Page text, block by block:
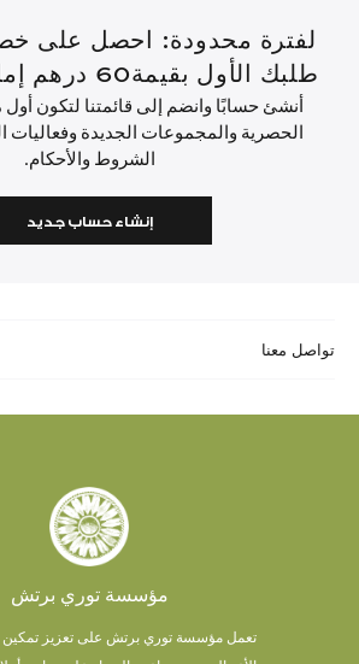
طلبك الأول بقيمة60 درهم إماراتي أو أكثر.
أنشئ حسابًا وانضم إلى قائمتنا لتكون
الحصرية والمجموعات الجديدة
الشروط والأحكام.
إنشاء حساب جديد
تواصل معنا
مؤسسة توري برتش
تعمل مؤسسة توري برتش على تعزيز تمكين